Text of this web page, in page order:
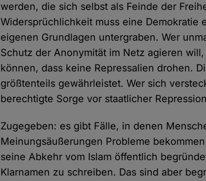
werden, die sich selbst als Feinde der
Widersprüchlichkeit muss eine Demokratie
eigenen Grundlagen untergraben. Wer
Schutz der Anonymität im Netz agieren
können, dass keine Repressalien drohen.
größtenteils gewährleistet. Wer sich
berechtigte Sorge vor staatlicher
Zugegeben: es gibt Fälle, in denen
Meinungsäußerungen Probleme
seine Abkehr vom Islam öffentlich
Klarnamen zu schreiben. Das sind aber